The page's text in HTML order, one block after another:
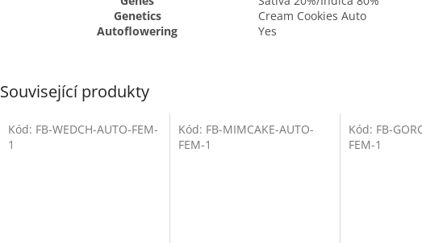
Související produkty
Kód: FB-WEDCH-AUTO-FEM-
1
Kód: FB-MIMCAKE-AUTO-
FEM-1
Tip
Kód: FB-
FEM-1
Genetics
Cream Cookies Auto
Autoflowering
Yes